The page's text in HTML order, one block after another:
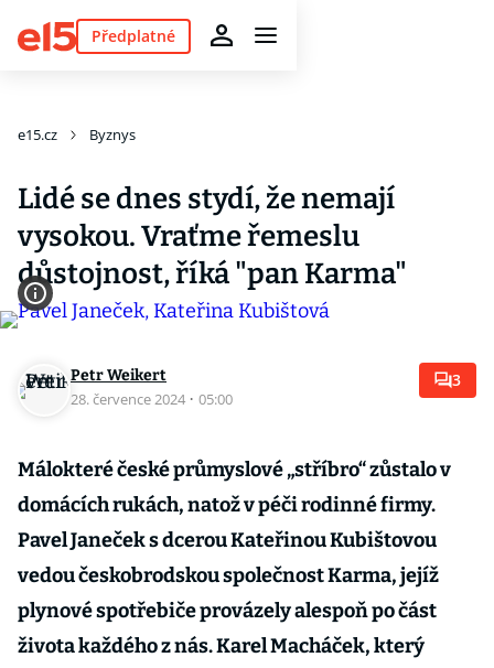
Předplatné
e15.cz Byznys
Lidé se dnes stydí, že nemají
vysokou. Vraťme řemeslu
důstojnost, říká "pan Karma"
Petr Weikert
28. července 2024 · 05:00
3
Málokteré české průmyslové „stříbro“ zůstalo v
domácích rukách, natož v péči rodinné firmy.
Pavel Janeček s dcerou Kateřinou Kubištovou
vedou českobrodskou společnost Karma, jejíž
plynové spotřebiče provázely alespoň po část
života každého z nás. Karel Macháček, který